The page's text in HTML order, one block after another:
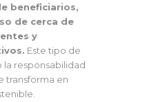
beneficiarios,
de cerca de
y
Este tipo de
responsabilidad
transforma en